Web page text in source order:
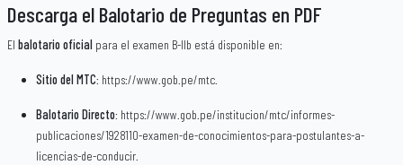
Descarga el Balotario de Preguntas en PDF
El balotario oficial para el examen B-IIb está disponible en:
Sitio del MTC: https://www.gob.pe/mtc.
Balotario Directo: https://www.gob.pe/institucion/mtc/informes-
publicaciones/1928110-examen-de-conocimientos-para-postulantes-a-
licencias-de-conducir.